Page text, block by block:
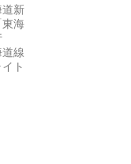
新
海
線
ト